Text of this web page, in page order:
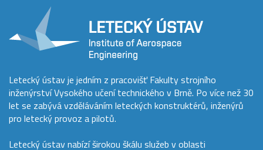
Letecký ústav je jedním z pracovišť Fakulty strojního
inženýrství Vysokého učení technického v Brně. Po více než 30
let se zabývá vzděláváním leteckých konstruktérů, inženýrů
pro letecký provoz a pilotů.
Letecký ústav nabízí širokou škálu služeb v oblasti